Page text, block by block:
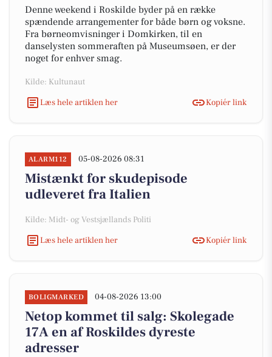
Denne weekend i Roskilde byder på en række
spændende arrangementer for både børn og voksne.
Fra børneomvisninger i Domkirken, til en
danselysten sommeraften på Museumsøen, er der
noget for enhver smag.
Kilde: Kultunaut
Læs hele artiklen her
Kopiér link
ALARM112 05-08-2026 08:31
Mistænkt for skudepisode
udleveret fra Italien
Kilde: Midt- og Vestsjællands Politi
Læs hele artiklen her
Kopiér link
BOLIGMARKED 04-08-2026 13:00
Netop kommet til salg: Skolegade
17A en af Roskildes dyreste
adresser